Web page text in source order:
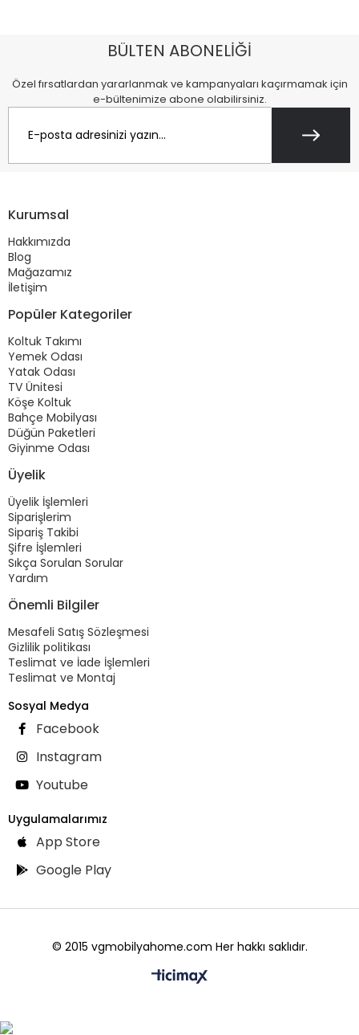
BÜLTEN ABONELİĞİ
Özel fırsatlardan yararlanmak ve kampanyaları kaçırmamak için
e-bültenimize abone olabilirsiniz.
Kurumsal
Hakkımızda
Blog
Mağazamız
İletişim
Popüler Kategoriler
Koltuk Takımı
Yemek Odası
Yatak Odası
TV Ünitesi
Köşe Koltuk
Bahçe Mobilyası
Düğün Paketleri
Giyinme Odası
Üyelik
Üyelik İşlemleri
Siparişlerim
Sipariş Takibi
Şifre İşlemleri
Sıkça Sorulan Sorular
Yardım
Önemli Bilgiler
Mesafeli Satış Sözleşmesi
Gizlilik politikası
Teslimat ve İade İşlemleri
Teslimat ve Montaj
Sosyal Medya
Facebook
Instagram
Youtube
Uygulamalarımız
App Store
Google Play
© 2015 vgmobilyahome.com Her hakkı saklıdır.